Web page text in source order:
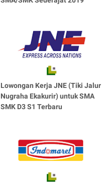
Lowongan Kerja JNE (Tiki Jalur
Nugraha Ekakurir) untuk SMA
SMK D3 S1 Terbaru